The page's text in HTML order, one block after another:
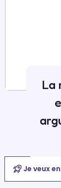
La
Je veux